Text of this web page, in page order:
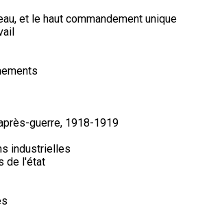
et le haut commandement unique
guerre, 1918-1919
industrielles
de l'état